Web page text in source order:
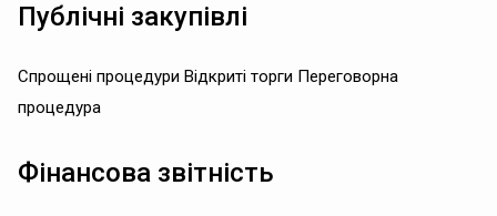
Публічні закупівлі
Спрощені процедури Відкриті торги Переговорна
процедура
Фінансова звітність